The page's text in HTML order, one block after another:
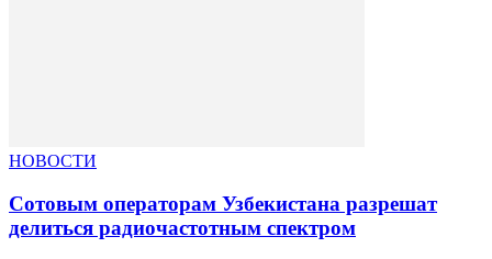
НОВОСТИ
Сотовым операторам Узбекистана разрешат
делиться радиочастотным спектром